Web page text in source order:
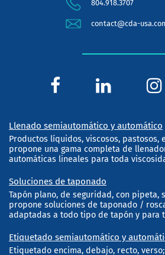
804.918.3707
contact@cda-
Llenado semiautomático y automático
Productos líquidos, viscosos, pastosos,
propone una gama completa de
automáticas lineales para toda
Soluciones de taponado
Tapón plano, de seguridad, con pipeta,
propone soluciones de taponado /
adaptadas a todo tipo de tapón y para
Etiquetado semiautomático y
Etiquetado encima, debajo, recto,